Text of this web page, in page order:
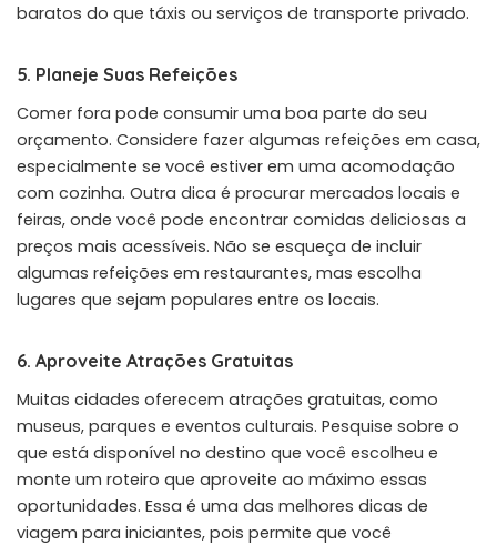
baratos do que táxis ou serviços de transporte privado.
5. Planeje Suas Refeições
Comer fora pode consumir uma boa parte do seu
orçamento. Considere fazer algumas refeições em casa,
especialmente se você estiver em uma acomodação
com cozinha. Outra dica é procurar mercados locais e
feiras, onde você pode encontrar comidas deliciosas a
preços mais acessíveis. Não se esqueça de incluir
algumas refeições em restaurantes, mas escolha
lugares que sejam populares entre os locais.
6. Aproveite Atrações Gratuitas
Muitas cidades oferecem atrações gratuitas, como
museus, parques e eventos culturais. Pesquise sobre o
que está disponível no destino que você escolheu e
monte um roteiro que aproveite ao máximo essas
oportunidades. Essa é uma das melhores dicas de
viagem para iniciantes, pois permite que você